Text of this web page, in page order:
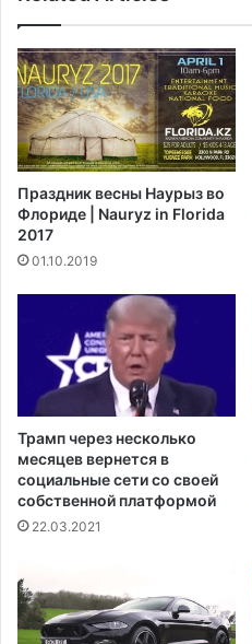
й
г
о
д
в
ы
р
о
с
л
д
н
о
с
о
к
а
т
р
а
с
с
м
а
т
р
и
о
з
м
о
ж
с
т
Праздник весны Наурыз во
Флориде | Nauryz in Florida
2017
01.10.2019
Трамп через несколько
месяцев вернется в
социальные сети со своей
собственной платформой
22.03.2021